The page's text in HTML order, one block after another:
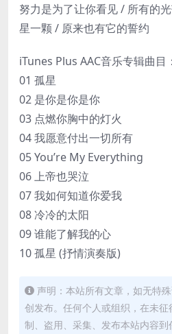
努力是为了让你看见 / 所有的
星一颗 / 原来也有它的誓约
iTunes Plus AAC音乐专辑曲目：
01 孤星
02 是你是你是你
03 点燃你胸中的灯火
04 我愿意付出一切所有
05 You’re My Everything
06 上帝也哭泣
07 我如何知道你爱我
08 冷冷的太阳
09 谁能了解我的心
10 孤星 (抒情演奏版)
声明：本站所有文章，如无特
创发布。任何个人或组织，在未
制、盗用、采集、发布本站内容